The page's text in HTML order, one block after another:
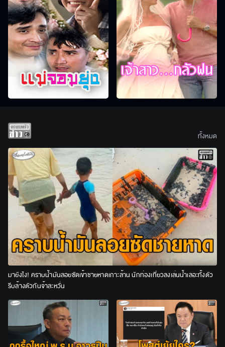
มายังไง! คราบน้ำมันลอยซัดเข้าชายหาดเกาะล้าน นักท่องเที่ยวลงเล่นน้ำเลอะทั้งตัว
รีบล้างตัวกันจ้าละหวั่น
ทั้งหมด